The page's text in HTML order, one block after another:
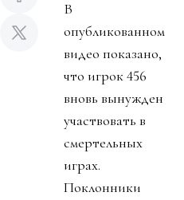
В
опубликованном
видео показано,
что игрок 456
вновь вынужден
участвовать в
смертельных
играх.
Поклонники